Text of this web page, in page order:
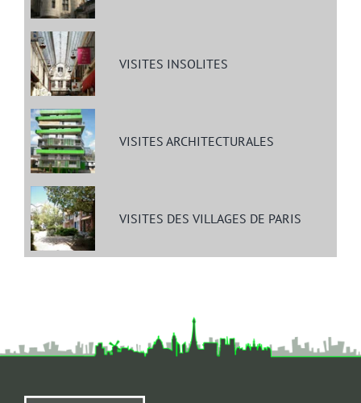
VISITES INSOLITES
VISITES ARCHITECTURALES
VISITES DES VILLAGES DE PARIS